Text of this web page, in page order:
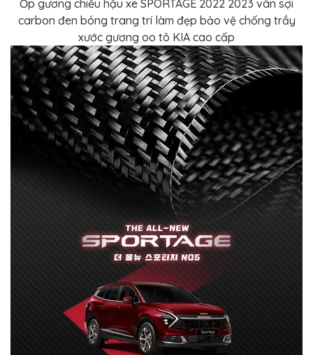
ĐỒ
XE
ĐẠP
ĐỒ
CÔNG
NGHỆ
KHÁC
Ốp gương chiếu hậu xe SPORTAGE 2022 2023 vân sợi
carbon đen bóng trang trí làm đẹp bảo vệ chống trầy
xước gương oo tô KIA cao cấp